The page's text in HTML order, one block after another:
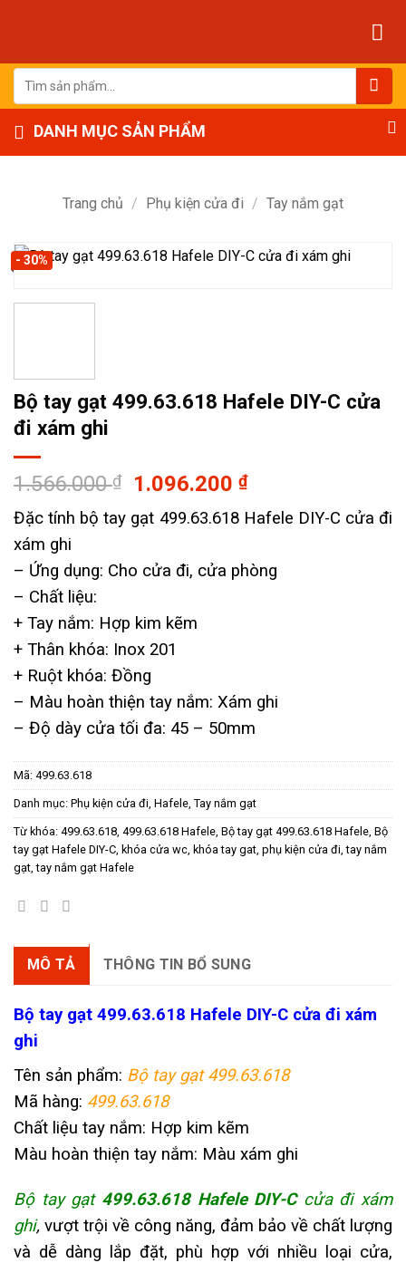
dung
Tìm
kiếm:
DANH MỤC SẢN PHẨM
Trang chủ / Phụ kiện cửa đi / Tay nắm gạt
- 30%
Bộ tay gạt 499.63.618 Hafele DIY-C cửa
đi xám ghi
1.566.000₫
Giá
là:
1.096.200₫Giá
hiện
tại
1.096.200 ₫.
Đặc tính bộ tay gạt 499.63.618 Hafele DIY-C cửa đi
xám ghi
– Ứng dụng: Cho cửa đi, cửa phòng
– ​Chất liệu:
+ Tay nắm: Hợp kim kẽm
+ Thân khóa: Inox 201
+ Ruột khóa: Đồng
– Màu hoàn thiện tay nắm: Xám ghi
– Độ dày cửa tối đa: 45 – 50mm
Mã: 499.63.618
Danh mục: Phụ kiện cửa đi Hafele Tay nắm gạt
Từ khóa: 499.63.618 499.63.618 Hafele Bộ tay gạt 499.63.618 Hafele Bộ
tay gạt Hafele DIY-C khóa cửa wc khóa tay gat phụ kiện cửa đi ,tay nắm
gạt ,tay nắm gạt Hafele
MÔ TẢ THÔNG TIN BỔ SUNG
Bộ tay gạt 499.63.618 Hafele DIY-C cửa đi xám
ghi
Tên sản phẩm: Bộ tay gạt 499.63.618
Mã hàng: 499.63.618
Chất liệu tay nắm: Hợp kim kẽm
Màu hoàn thiện tay nắm: Màu xám ghi
Bộ tay gạt 499.63.618 Hafele DIY-Ccửa đi xám
ghi, vượt trội về công năng, đảm bảo về chất lượng
và dễ dàng lắp đặt, phù hợp với nhiều loại cửa,